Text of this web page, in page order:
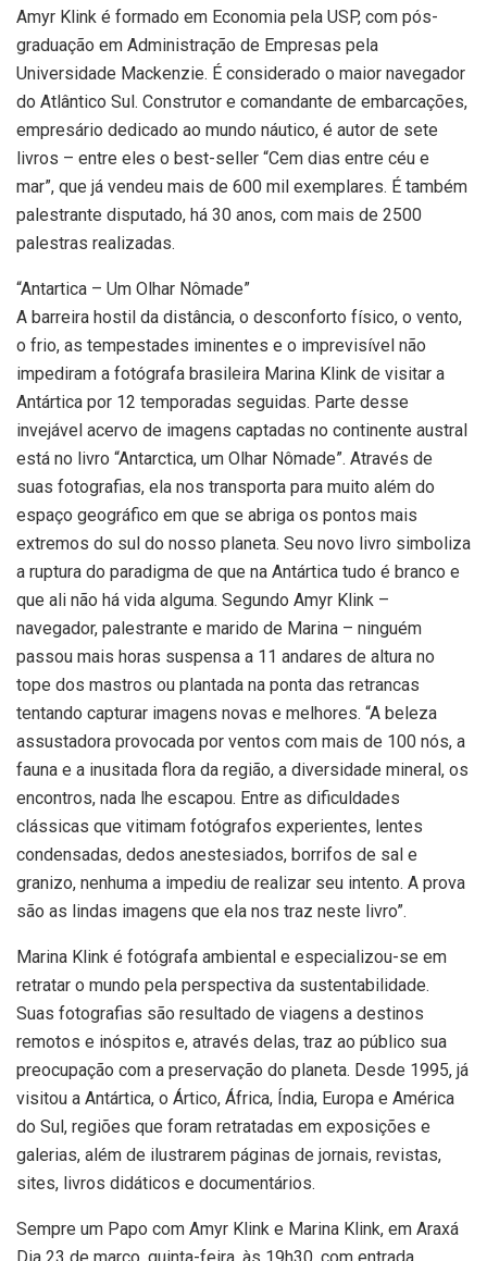
Amyr Klink é formado em Economia pela USP, com pós-
graduação em Administração de Empresas pela
Universidade Mackenzie. É considerado o maior navegador
do Atlântico Sul. Construtor e comandante de embarcações,
empresário dedicado ao mundo náutico, é autor de sete
livros – entre eles o best-seller “Cem dias entre céu e
mar”, que já vendeu mais de 600 mil exemplares. É também
palestrante disputado, há 30 anos, com mais de 2500
palestras realizadas.
“Antartica – Um Olhar Nômade”
A barreira hostil da distância, o desconforto físico, o vento,
o frio, as tempestades iminentes e o imprevisível não
impediram a fotógrafa brasileira Marina Klink de visitar a
Antártica por 12 temporadas seguidas. Parte desse
invejável acervo de imagens captadas no continente austral
está no livro “Antarctica, um Olhar Nômade”. Através de
suas fotografias, ela nos transporta para muito além do
espaço geográfico em que se abriga os pontos mais
extremos do sul do nosso planeta. Seu novo livro simboliza
a ruptura do paradigma de que na Antártica tudo é branco e
que ali não há vida alguma. Segundo Amyr Klink –
navegador, palestrante e marido de Marina – ninguém
passou mais horas suspensa a 11 andares de altura no
tope dos mastros ou plantada na ponta das retrancas
tentando capturar imagens novas e melhores. “A beleza
assustadora provocada por ventos com mais de 100 nós, a
fauna e a inusitada flora da região, a diversidade mineral, os
encontros, nada lhe escapou. Entre as dificuldades
clássicas que vitimam fotógrafos experientes, lentes
condensadas, dedos anestesiados, borrifos de sal e
granizo, nenhuma a impediu de realizar seu intento. A prova
são as lindas imagens que ela nos traz neste livro”.
Marina Klink é fotógrafa ambiental e especializou-se em
retratar o mundo pela perspectiva da sustentabilidade.
Suas fotografias são resultado de viagens a destinos
remotos e inóspitos e, através delas, traz ao público sua
preocupação com a preservação do planeta. Desde 1995, já
visitou a Antártica, o Ártico, África, Índia, Europa e América
do Sul, regiões que foram retratadas em exposições e
galerias, além de ilustrarem páginas de jornais, revistas,
sites, livros didáticos e documentários.
Sempre um Papo com Amyr Klink e Marina Klink, em Araxá